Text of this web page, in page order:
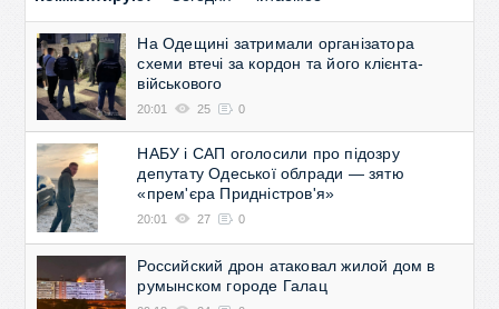
На Одещині затримали організатора
схеми втечі за кордон та його клієнта-
військового
20:01 25 0
НАБУ і САП оголосили про підозру
депутату Одеської облради — зятю
«прем'єра Придністров'я»
20:01 27 0
Российский дрон атаковал жилой дом в
румынском городе Галац